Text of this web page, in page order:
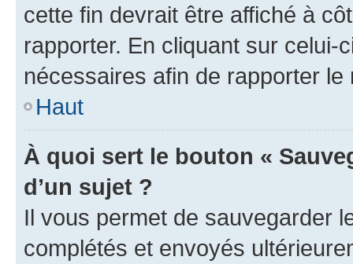
cette fin devrait être affiché à
rapporter. En cliquant sur
nécessaires afin de rapporter le
Haut
À quoi sert le bouton «
d’un sujet ?
Il vous permet de sauvegarder
complétés et envoyés